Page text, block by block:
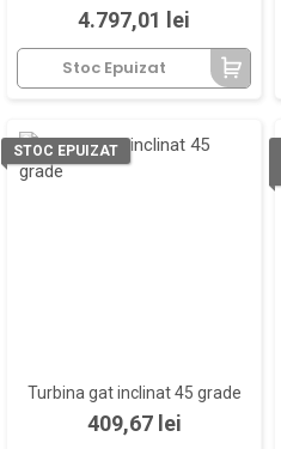
Pret
4.797,01 lei
Stoc Epuizat
Turbina gat inclinat 45 grade
Pret
409,67 lei
STOC EPUIZAT